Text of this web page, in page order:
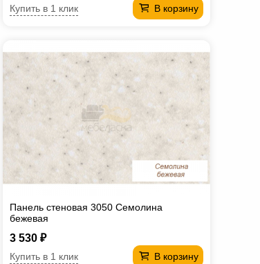
В корзину
Купить в 1 клик
Панель стеновая 3050 Семолина
бежевая
3 530 ₽
В корзину
Купить в 1 клик